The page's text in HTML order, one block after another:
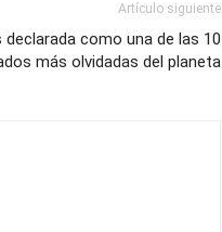
Artículo siguiente
declarada como una de las 10
más olvidadas del planeta